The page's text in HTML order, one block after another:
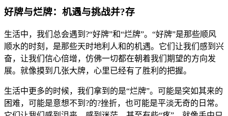
好牌与烂牌：机遇与挑战并?存
生活中，我们总会遇到?“好牌”和“烂牌”。“好牌”是那些顺风
顺水的时刻，是那些天时地利人和的机遇。它们让我们感到兴
奋，让我们信心倍增，仿佛一切都在朝着我们期望的方向发
展。就像摸到几张大牌，心里已经有了胜利的把握。
生活中更多的时候，我们拿到的是“烂牌”。可能是突如其来的
困难，可能是意想不到?的?挫折，也可能是平淡无奇的日常。